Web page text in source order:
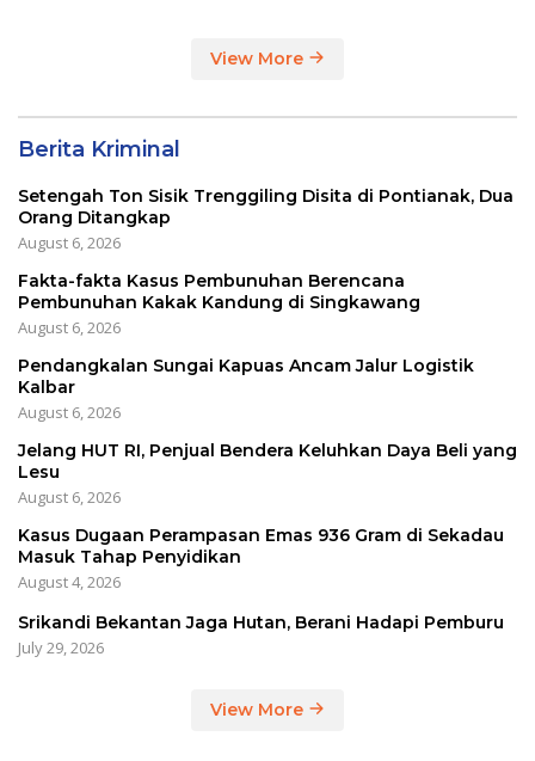
View More
Berita Kriminal
Setengah Ton Sisik Trenggiling Disita di Pontianak, Dua
Orang Ditangkap
August 6, 2026
Fakta-fakta Kasus Pembunuhan Berencana
Pembunuhan Kakak Kandung di Singkawang
August 6, 2026
Pendangkalan Sungai Kapuas Ancam Jalur Logistik
Kalbar
August 6, 2026
Jelang HUT RI, Penjual Bendera Keluhkan Daya Beli yang
Lesu
August 6, 2026
Kasus Dugaan Perampasan Emas 936 Gram di Sekadau
Masuk Tahap Penyidikan
August 4, 2026
Srikandi Bekantan Jaga Hutan, Berani Hadapi Pemburu
July 29, 2026
View More